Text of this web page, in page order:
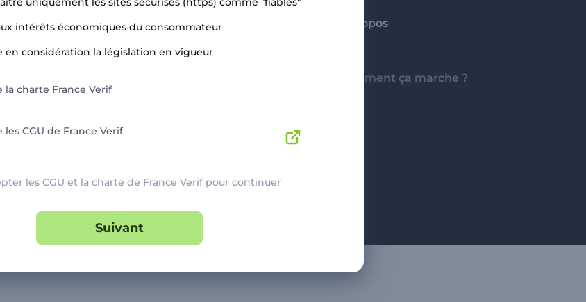
Confidentialité
Informations
Catégories
A propos
Comment ça marche ?
intérêts économiques du consommateur
en considération la législation en vigueur
la charte France Verif
les CGU de France Verif
les CGU et la charte de France Verif pour continuer
Suivant